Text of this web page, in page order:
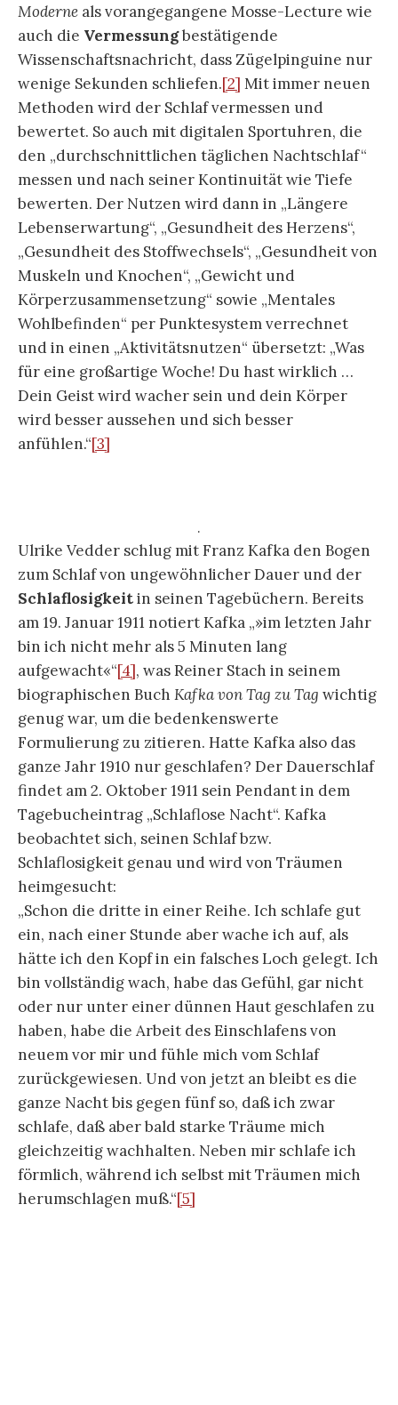
Moderne als vorangegangene Mosse-Lecture wie
auch die Vermessungbestätigende
Wissenschaftsnachricht, dass Zügelpinguine nur
wenige Sekunden schliefen.[2] Mit immer neuen
Methoden wird der Schlaf vermessen und
bewertet. So auch mit digitalen Sportuhren, die
den „durchschnittlichen täglichen Nachtschlaf“
messen und nach seiner Kontinuität wie Tiefe
bewerten. Der Nutzen wird dann in „Längere
Lebenserwartung“, „Gesundheit des Herzens“,
„Gesundheit des Stoffwechsels“, „Gesundheit von
Muskeln und Knochen“, „Gewicht und
Körperzusammensetzung“ sowie „Mentales
Wohlbefinden“ per Punktesystem verrechnet
und in einen „Aktivitätsnutzen“ übersetzt: „Was
für eine großartige Woche! Du hast wirklich …
Dein Geist wird wacher sein und dein Körper
wird besser aussehen und sich besser
anfühlen.“[3]
.
Ulrike Vedder schlug mit Franz Kafka den Bogen
zum Schlaf von ungewöhnlicher Dauer und der
Schlaflosigkeitin seinen Tagebüchern. Bereits
am 19. Januar 1911 notiert Kafka „»im letzten Jahr
bin ich nicht mehr als 5 Minuten lang
aufgewacht«“[4], was Reiner Stach in seinem
biographischen Buch Kafka von Tag zu Tag wichtig
genug war, um die bedenkenswerte
Formulierung zu zitieren. Hatte Kafka also das
ganze Jahr 1910 nur geschlafen? Der Dauerschlaf
findet am 2. Oktober 1911 sein Pendant in dem
Tagebucheintrag „Schlaflose Nacht“. Kafka
beobachtet sich, seinen Schlaf bzw.
Schlaflosigkeit genau und wird von Träumen
heimgesucht:
„Schon die dritte in einer Reihe. Ich schlafe gut
ein, nach einer Stunde aber wache ich auf, als
hätte ich den Kopf in ein falsches Loch gelegt. Ich
bin vollständig wach, habe das Gefühl, gar nicht
oder nur unter einer dünnen Haut geschlafen zu
haben, habe die Arbeit des Einschlafens von
neuem vor mir und fühle mich vom Schlaf
zurückgewiesen. Und von jetzt an bleibt es die
ganze Nacht bis gegen fünf so, daß ich zwar
schlafe, daß aber bald starke Träume mich
gleichzeitig wachhalten. Neben mir schlafe ich
förmlich, während ich selbst mit Träumen mich
herumschlagen muß.“[5]